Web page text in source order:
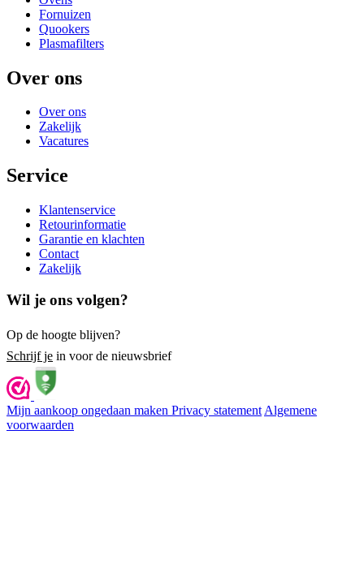
Fornuizen
Quookers
Plasmafilters
Over ons
Over ons
Zakelijk
Vacatures
Service
Klantenservice
Retourinformatie
Garantie en klachten
Contact
Zakelijk
Wil je ons volgen?
Op de hoogte blijven?
Schrijf je in voor de nieuwsbrief
Mijn aankoop ongedaan maken Privacy statement Algemene
voorwaarden